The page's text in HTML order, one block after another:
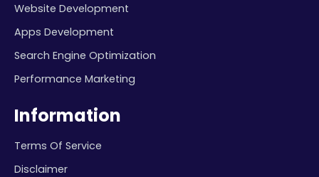
Website Development
Apps Development
Search Engine Optimization
Performance Marketing
Information
Terms Of Service
Disclaimer